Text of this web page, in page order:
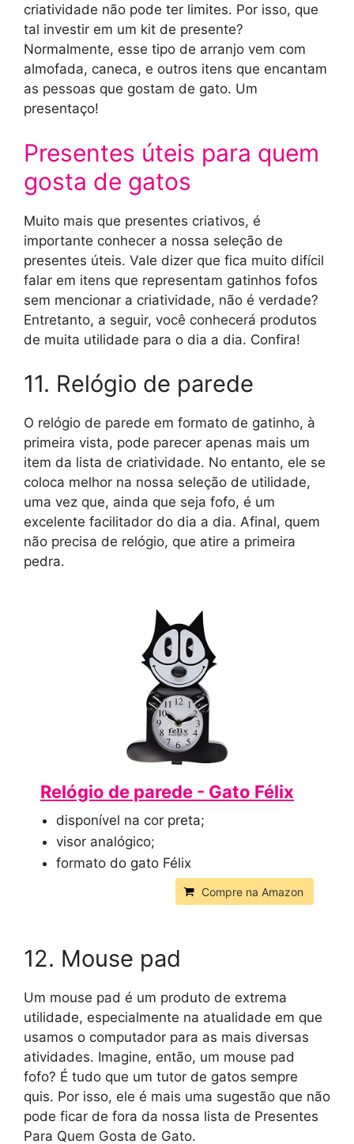
criatividade não pode ter limites. Por isso, que
tal investir em um kit de presente?
Normalmente, esse tipo de arranjo vem com
almofada, caneca, e outros itens que encantam
as pessoas que gostam de gato. Um
presentaço!
Presentes úteis para quem
gosta de gatos
Muito mais que presentes criativos, é
importante conhecer a nossa seleção de
presentes úteis. Vale dizer que fica muito difícil
falar em itens que representam gatinhos fofos
sem mencionar a criatividade, não é verdade?
Entretanto, a seguir, você conhecerá produtos
de muita utilidade para o dia a dia. Confira!
11. Relógio de parede
O relógio de parede em formato de gatinho, à
primeira vista, pode parecer apenas mais um
item da lista de criatividade. No entanto, ele se
coloca melhor na nossa seleção de utilidade,
uma vez que, ainda que seja fofo, é um
excelente facilitador do dia a dia. Afinal, quem
não precisa de relógio, que atire a primeira
pedra.
Relógio de parede - Gato Félix
disponível na cor preta;
visor analógico;
formato do gato Félix
Compre na Amazon
12. Mouse pad
Um mouse pad é um produto de extrema
utilidade, especialmente na atualidade em que
usamos o computador para as mais diversas
atividades. Imagine, então, um mouse pad
fofo? É tudo que um tutor de gatos sempre
quis. Por isso, ele é mais uma sugestão que não
pode ficar de fora da nossa lista de Presentes
Para Quem Gosta de Gato.